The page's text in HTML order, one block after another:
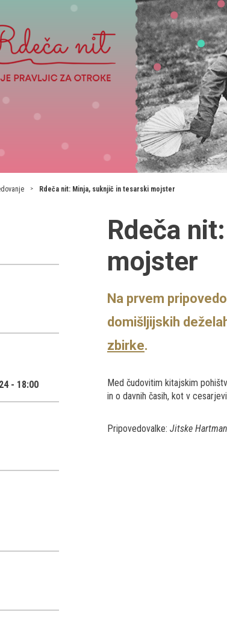
Rdeča nit: Minja, suknjič in tesarski mojster
- 18:00
Rdeča
mojster
Na prvem
domišljijskih
zbirke.
Med čudovitim kitajskim
in o davnih časih, kot v
Pripovedovalke: Jitske